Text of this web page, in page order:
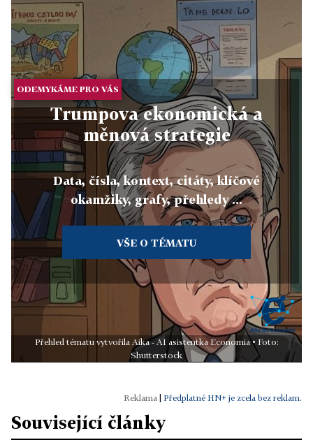
ODEMYKÁME PRO VÁS
Trumpova ekonomická a
měnová strategie
Data, čísla, kontext, citáty, klíčové
okamžiky, grafy, přehledy ...
VŠE O TÉMATU
Přehled tématu vytvořila Aika - AI asistentka Economia • Foto:
Shutterstock
| Předplatné HN+ je zcela bez reklam.
Související články